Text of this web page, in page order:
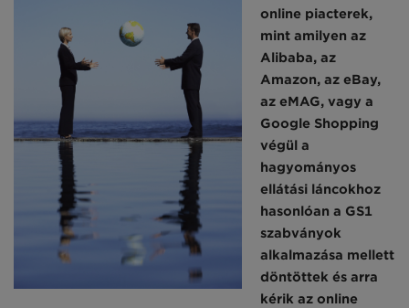
online piacterek,
mint amilyen az
Alibaba, az
Amazon, az eBay,
az eMAG, vagy a
Google Shopping
végül a
hagyományos
ellátási láncokhoz
hasonlóan a GS1
szabványok
alkalmazása mellett
döntöttek és arra
kérik az online